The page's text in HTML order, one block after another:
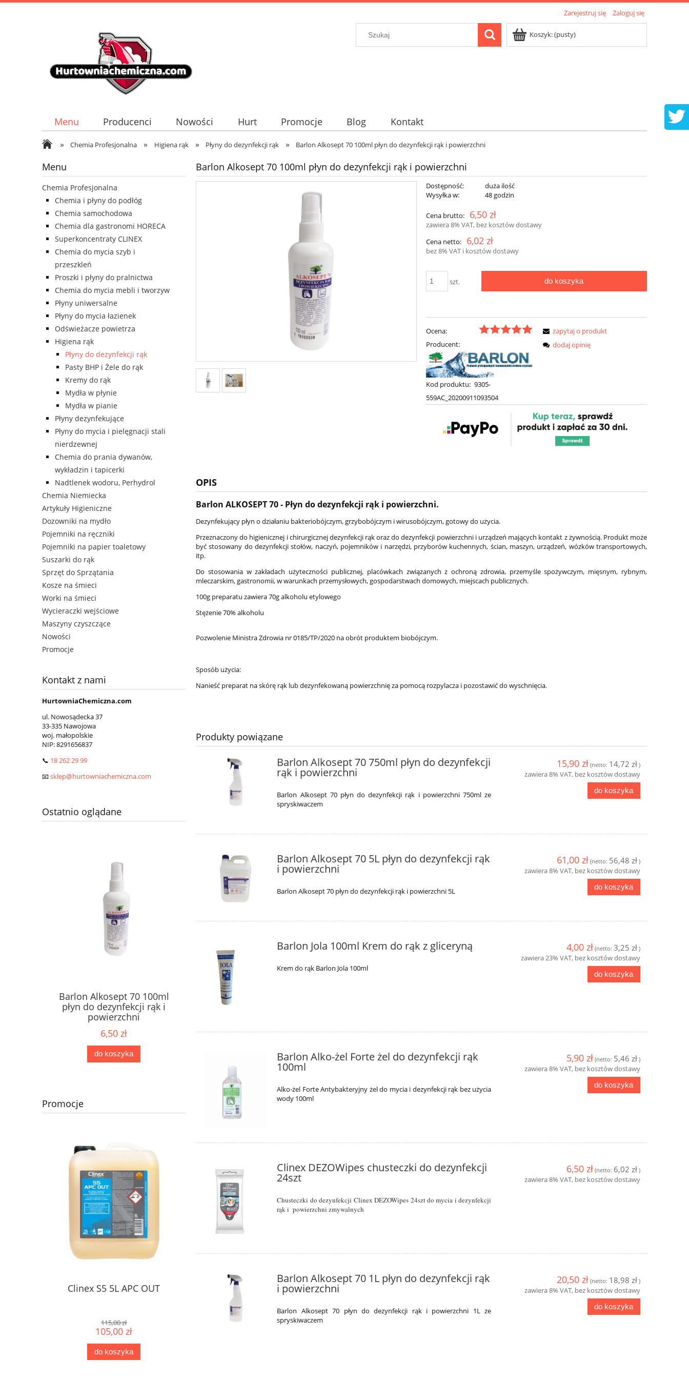
Zarejestruj się Zaloguj się
Koszyk:(pusty)
Menu Producenci Nowości Hurt Promocje Blog Kontakt
» Chemia Profesjonalna » Higiena rąk » Płyny do dezynfekcji rąk » Barlon Alkosept 70 100ml płyn do dezynfekcji rąk i powierzchni
Menu
Chemia Profesjonalna
Chemia i płyny do podłóg
Chemia samochodowa
Chemia dla gastronomi HORECA
Superkoncentraty CLINEX
Chemia do mycia szyb i
przeszkleń
Proszki i płyny do pralnictwa
Chemia do mycia mebli i tworzyw
Płyny uniwersalne
Płyny do mycia łazienek
Odświeżacze powietrza
Higiena rąk
Płyny do dezynfekcji rąk
Pasty BHP i Żele do rąk
Kremy do rąk
Mydła w płynie
Mydła w pianie
Płyny dezynfekujące
Płyny do mycia i pielęgnacji stali
nierdzewnej
Chemia do prania dywanów,
wykładzin i tapicerki
Nadtlenek wodoru, Perhydrol
Chemia Niemiecka
Artykuły Higieniczne
Dozowniki na mydło
Pojemniki na ręczniki
Pojemniki na papier toaletowy
Suszarki do rąk
Sprzęt do Sprzątania
Kosze na śmieci
Worki na śmieci
Wycieraczki wejściowe
Maszyny czyszczące
Nowości
Promocje
Kontakt z nami
HurtowniaChemiczna.com
ul. Nowosądecka 37
33-335 Nawojowa
woj. małopolskie
NIP:8291656837
📞 18 262 29 99
📧sklep@hurtowniachemiczna.com
Ostatnio oglądane
Barlon Alkosept 70 100ml
płyn do dezynfekcji rąk i
powierzchni
6,50 zł
do koszyka
Promocje
Clinex S5 5L APC OUT
115,00 zł
105,00 zł
do koszyka
Barlon Alkosept 70 100ml płyn do dezynfekcji rąk i powierzchni
Dostępność:
duża ilość
Wysyłka w:
48 godzin
Cena brutto: 6,50 zł
zawiera 8% VAT, bez kosztów dostawy
Cena netto:
6,02 zł
bez 8% VAT i kosztów dostawy
szt. do koszyka
Ocena:
Producent:
Kod produktu: 9305-
559AC_20200911093504
zapytaj o produkt
dodaj opinię
OPIS
Barlon ALKOSEPT 70 - Płyn do dezynfekcji rąk i powierzchni.
Dezynfekujący płyn o działaniu bakteriobójczym, grzybobójczym i wirusobójczym, gotowy do użycia.
Przeznaczony do higienicznej i chirurgicznej dezynfekcji rąk oraz do dezynfekcji powierzchni i urządzeń mających kontakt z żywnością. Produkt może
być stosowany do dezynfekcji stołów, naczyń, pojemników i narzędzi, przyborów kuchennych, ścian, maszyn, urządzeń, wózków transportowych,
itp.
Do stosowania w zakładach użyteczności publicznej, placówkach związanych z ochroną zdrowia, przemyśle spożywczym, mięsnym, rybnym,
mleczarskim, gastronomii, w warunkach przemysłowych, gospodarstwach domowych, miejscach publicznych.
100g preparatu zawiera 70g alkoholu etylowego
Stężenie 70% alkoholu
Pozwolenie Ministra Zdrowia nr 0185/TP/2020 na obrót produktem biobójczym.
Sposób użycia:
Nanieść preparat na skórę rąk lub dezynfekowaną powierzchnię za pomocą rozpylacza i pozostawić do wyschnięcia.
Produkty powiązane
Barlon Alkosept 70 750ml płyn do dezynfekcji
rąk i powierzchni
Barlon Alkosept 70 płyn do dezynfekcji rąk i powierzchni 750ml ze
spryskiwaczem
15,90 zł (netto: 14,72 zł)
zawiera 8% VAT, bez kosztów dostawy
do koszyka
Barlon Alkosept 70 5L płyn do dezynfekcji rąk
i powierzchni
Barlon Alkosept 70 płyn do dezynfekcji rąk i powierzchni 5L
61,00 zł (netto: 56,48 zł)
zawiera 8% VAT, bez kosztów dostawy
do koszyka
Barlon Jola 100ml Krem do rąk z gliceryną
Krem do rąk Barlon Jola 100ml
4,00 zł (netto: 3,25 zł)
zawiera 23% VAT, bez kosztów dostawy
do koszyka
Barlon Alko-żel Forte żel do dezynfekcji rąk
100ml
Alko-żel Forte Antybakteryjny żel do mycia i dezynfekcji rąk bez użycia
wody 100ml
5,90 zł (netto: 5,46 zł)
zawiera 8% VAT, bez kosztów dostawy
do koszyka
Clinex DEZOWipes chusteczki do dezynfekcji
24szt
Chusteczki do dezynfekcji Clinex DEZOWipes 24szt do mycia i dezynfekcji
rąk i powierzchni zmywalnych
6,50 zł (netto: 6,02 zł)
zawiera 8% VAT, bez kosztów dostawy
Barlon Alkosept 70 1L płyn do dezynfekcji rąk
i powierzchni
Barlon Alkosept 70 płyn do dezynfekcji rąk i powierzchni 1L ze
spryskiwaczem
20,50 zł (netto: 18,98 zł)
zawiera 8% VAT, bez kosztów dostawy
do koszyka